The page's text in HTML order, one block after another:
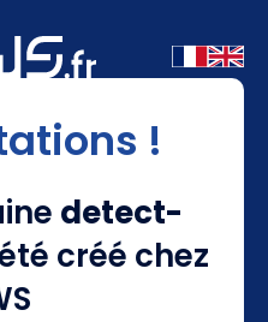
!
detect-
créé chez